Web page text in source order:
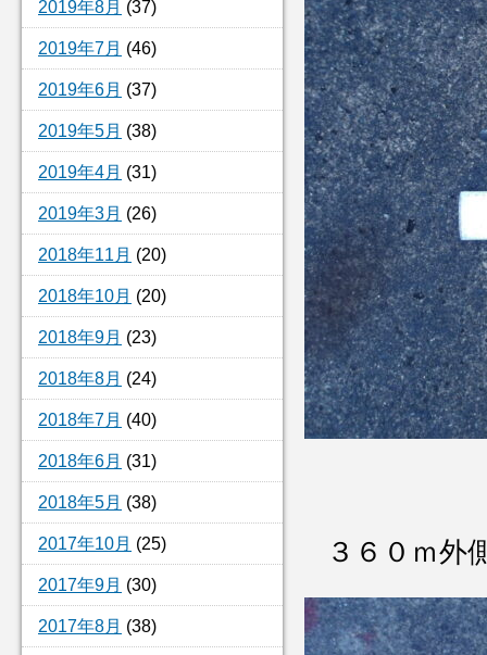
2019年8月 (37)
2019年7月 (46)
2019年6月 (37)
2019年5月 (38)
2019年4月 (31)
2019年3月 (26)
2018年11月 (20)
2018年10月 (20)
2018年9月 (23)
2018年8月 (24)
2018年7月 (40)
2018年6月 (31)
2018年5月 (38)
2017年10月 (25)
2017年9月 (30)
2017年8月 (38)
３６０ｍ